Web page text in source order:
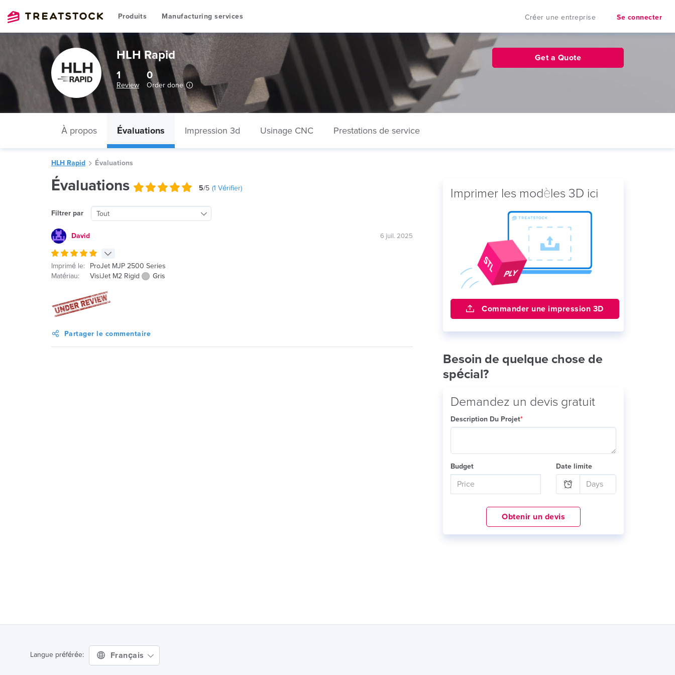
Produits Manufacturing services Créer une entreprise Se connecter
HLH Rapid
1
Review
0
Order done
Get a Quote
À propos Évaluations Impression 3d Usinage CNC Prestations de service
HLH Rapid Évaluations
Évaluations 5/5 (1 Vérifier)
Filtrer par Tout
David 6 juil. 2025
Imprimé le:
ProJet MJP 2500 Series
Matériau:
VisiJet M2 Rigid Gris
Partager le commentaire
Imprimer les modèles 3D ici
Commander une impression 3D
Besoin de quelque chose de
spécial?
Demandez un devis gratuit
Description Du Projet*
Budget Date limite
Obtenir un devis
Langue préférée: Français